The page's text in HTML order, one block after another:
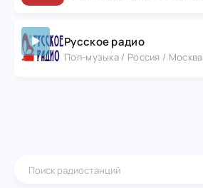
Русское радио
Поп-музыка / Россия / Москва